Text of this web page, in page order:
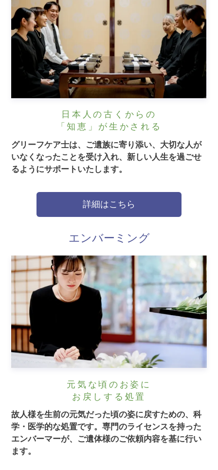
日本人の古くからの
「知恵」が生かされる
グリーフケア士は、ご遺族に寄り添い、大切な人が
いなくなったことを受け入れ、新しい人生を過ごせ
るようにサポートいたします。
詳細はこちら
エンバーミング
元気な頃のお姿に
お戻しする処置
故人様を生前の元気だった頃の姿に戻すための、科
学・医学的な処置です。 専門のライセンスを持った
エンバーマーが、ご遺体様のご依頼内容を基に行い
ます。